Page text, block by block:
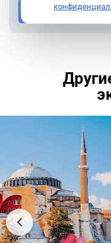
Индивидуальная